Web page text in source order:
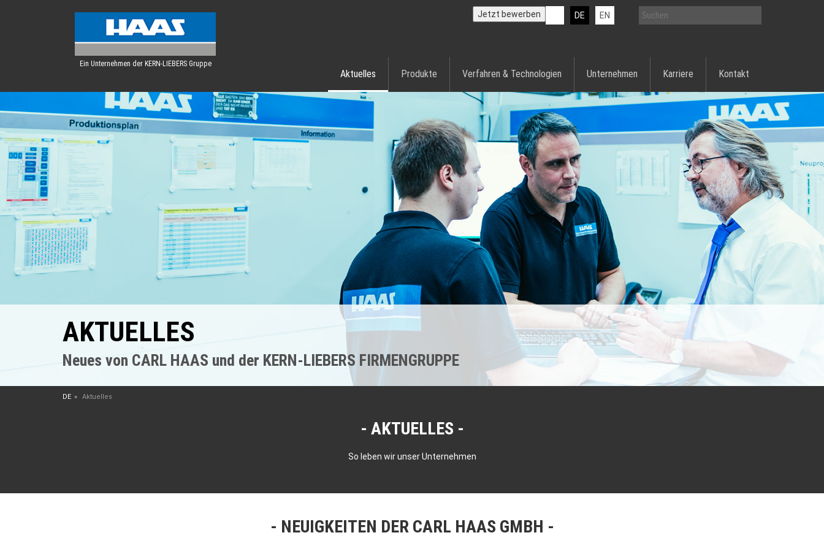
Ein Unternehmen der KERN-LIEBERS Gruppe
DE EN
Jetzt bewerben
Aktuelles Produkte Verfahren & Technologien Unternehmen Karriere Kontakt
AKTUELLES
Neues von CARL HAAS und der KERN-LIEBERS FIRMENGRUPPE
DE Aktuelles
AKTUELLES
So leben wir unser Unternehmen
NEUIGKEITEN DER CARL HAAS GMBH